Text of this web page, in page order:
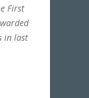
First
in last